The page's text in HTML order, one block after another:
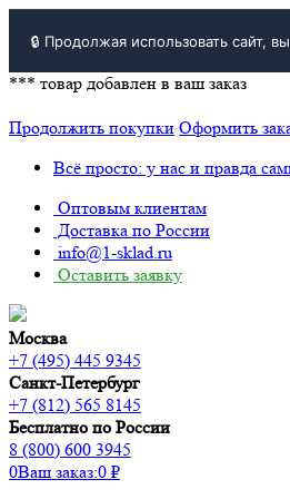
🔒 Продолжая использовать сайт,
*** товар добавлен в ваш заказ
Продолжить покупки Оформить
Всё просто: у нас и правда
Оптовым клиентам
Доставка по России
info@1-sklad.ru
Оставить заявку
Москва
+7 (495) 445 9345
Санкт-Петербург
+7 (812) 565 8145
Бесплатно по России
8 (800) 600 3945
0Ваш заказ:0 ₽